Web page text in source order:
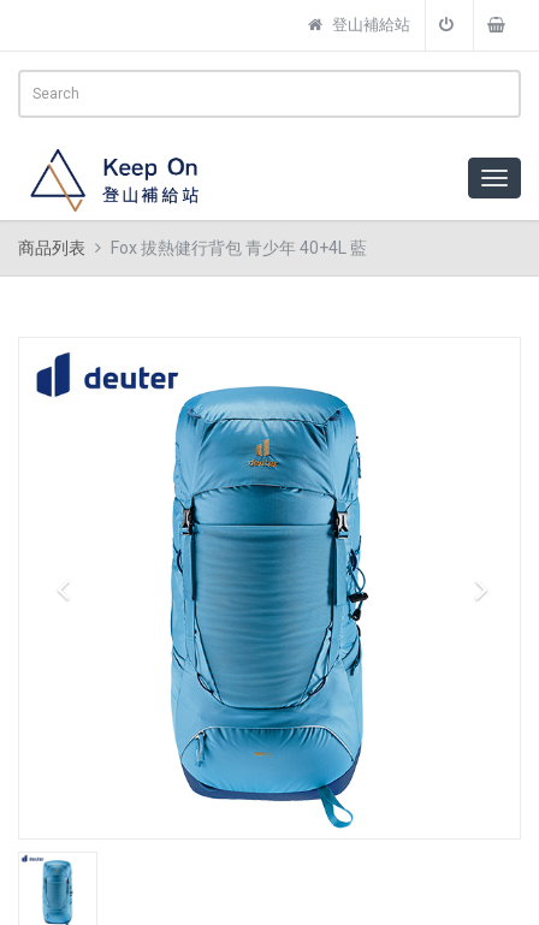
登山補給站
商品列表 Fox 拔熱健行背包 青少年 40+4L 藍